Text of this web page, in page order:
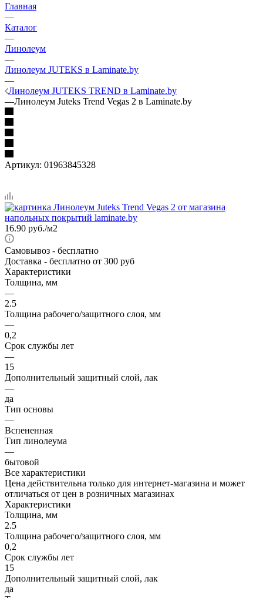
Главная
—
Каталог
—
Линолеум
—
Линолеум JUTEKS в Laminate.by
—
Линолеум JUTEKS TREND в Laminate.by
—Линолеум Juteks Trend Vegas 2 в Laminate.by
Артикул: 01963845328
16.90 руб./м2
Самовывоз - бесплатно
Доставка - бесплатно от 300 руб
Характеристики
Толщина, мм
—
2.5
Толщина рабочего/защитного слоя, мм
—
0,2
Срок службы лет
—
15
Дополнительный защитный слой, лак
—
да
Тип основы
—
Вспененная
Тип линолеума
—
бытовой
Все характеристики
Цена действительна только для интернет-магазина и может
отличаться от цен в розничных магазинах
Характеристики
Толщина, мм
2.5
Толщина рабочего/защитного слоя, мм
0,2
Срок службы лет
15
Дополнительный защитный слой, лак
да